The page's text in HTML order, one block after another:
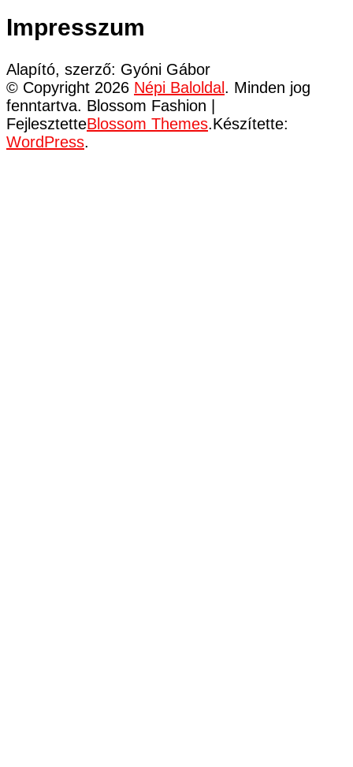
Impresszum
Alapító, szerző: Gyóni Gábor
© Copyright 2026 Népi Baloldal . Minden jog
fenntartva. Blossom Fashion |
FejlesztetteBlossom Themes.Készítette:
WordPress.